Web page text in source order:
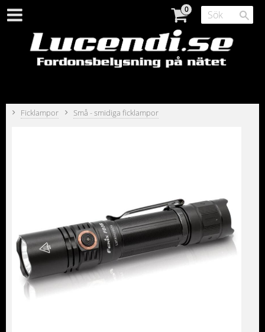
Ficklampor Små - smidiga ficklampor